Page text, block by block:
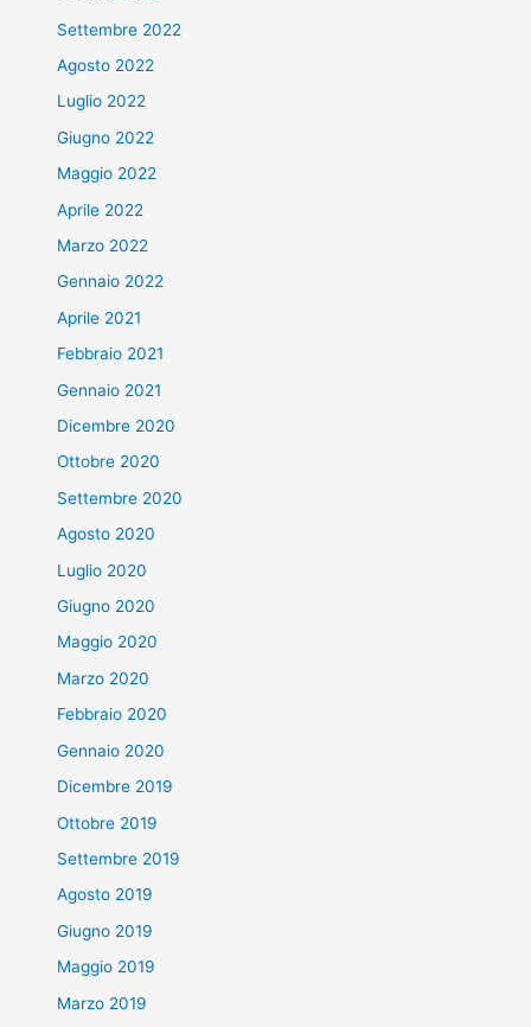
Settembre 2022
Agosto 2022
Luglio 2022
Giugno 2022
Maggio 2022
Aprile 2022
Marzo 2022
Gennaio 2022
Aprile 2021
Febbraio 2021
Gennaio 2021
Dicembre 2020
Ottobre 2020
Settembre 2020
Agosto 2020
Luglio 2020
Giugno 2020
Maggio 2020
Marzo 2020
Febbraio 2020
Gennaio 2020
Dicembre 2019
Ottobre 2019
Settembre 2019
Agosto 2019
Giugno 2019
Maggio 2019
Marzo 2019